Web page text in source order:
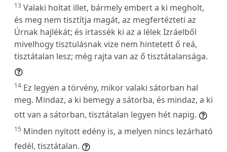
13 Valaki holtat illet, bármely embert a ki megholt,
és meg nem tisztítja magát, az megfertézteti az
Úrnak hajlékát; és irtassék ki az a lélek Izráelből
mivelhogy tisztulásnak vize nem hintetett ő reá,
tisztátalan lesz; még rajta van az ő tisztátalansága.
14 Ez legyen a törvény, mikor valaki sátorban hal
meg. Mindaz, a ki bemegy a sátorba, és mindaz, a ki
ott van a sátorban, tisztátalan legyen hét napig.
15 Minden nyitott edény is, a melyen nincs lezárható
fedél, tisztátalan.